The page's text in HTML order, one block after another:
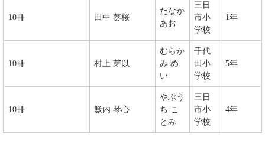
10冊 田中 葵桜
たなか
あお
三日
市小
学校
1年
10冊 村上 芽以
むらか
み め
い
千代
田小
学校
5年
10冊 ​籔内 琴心
やぶう
ち こ
とみ
三日
市小
学校
4年